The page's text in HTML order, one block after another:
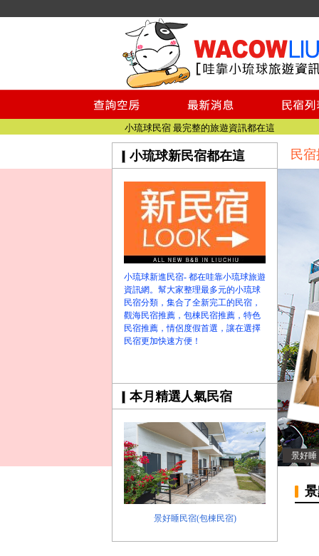
小琉球民宿空房
小琉球民宿
小琉球民宿推薦
【小琉球民宿特約】東港停車場!!看這邊
小琉球民宿 最完整的旅遊資訊都在這
【哇靠小琉球】新版官網熱情開站
小琉球民宿空房
小琉球民宿
小琉球民宿推薦
【小琉球民宿特約】東港停車場!!看這邊
小琉球民宿 最完整的旅遊資訊都在這
【哇靠小琉球】新版官網熱情開站
【哇靠小琉球粉絲團】即時動態!!
小琉球新民宿都在這
小琉球新進民宿- 都在哇靠小琉球旅遊
資訊網。幫大家整理最多元的小琉球
民宿分類，集合了全新完工的民宿，
觀海民宿推薦，包棟民宿推薦，特色
民宿推薦，情侶度假首選，讓在選擇
民宿更加快速方便！
本月精選人氣民宿
景好睡民宿(包棟民宿)
景好睡
民